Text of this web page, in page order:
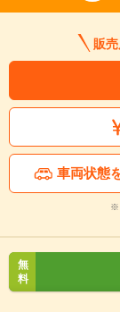
販
車両状態
※
無
料